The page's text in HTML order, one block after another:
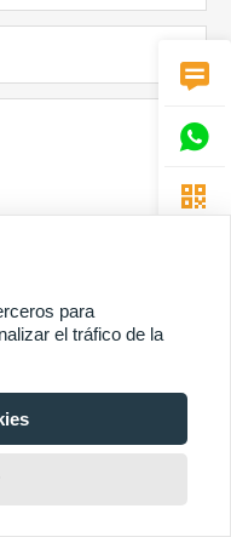
privacidad
Technology Co. Ltd.



para
el tráfico de la